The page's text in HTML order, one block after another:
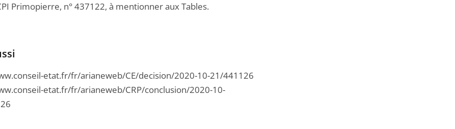
Primopierre, n° 437122, à mentionner aux Tables.
etat.fr/fr/arianeweb/CE/decision/2020-10-21/441126
etat.fr/fr/arianeweb/CRP/conclusion/2020-10-